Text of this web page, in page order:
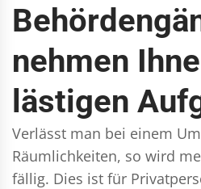
nehmen
lästigen
Verlässt man bei einem
Räumlichkeiten, so wird
fällig. Dies ist für